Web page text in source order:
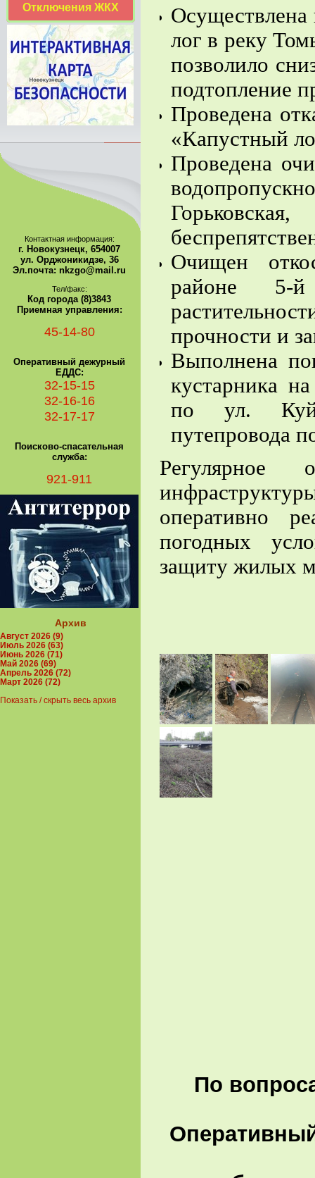
Осуществлена
лог в реку
позволило
подтопление
Проведена
«Капустный
Проведена
Очищен
районе 5-
прочности и
Выполнена
кустарника
по ул.
путепровода
Регулярное
оперативно
погодных
защиту жилых
По
Отключения ЖКХ
Контактная информация:
г. Новокузнецк, 654007
ул. Орджоникидзе, 36
Эл.почта: nkzgo@mail.ru
Тел/факс:
Код города (8)3843
Приемная управления:
45-14-80
Оперативный дежурный
ЕДДС:
32-15-15
32-16-16
32-17-17
Поисково-спасательная
служба:
921-911
Архив
Август 2026 (9)
Июль 2026 (63)
Июнь 2026 (71)
Май 2026 (69)
Апрель 2026 (72)
Март 2026 (72)
Показать / скрыть весь архив